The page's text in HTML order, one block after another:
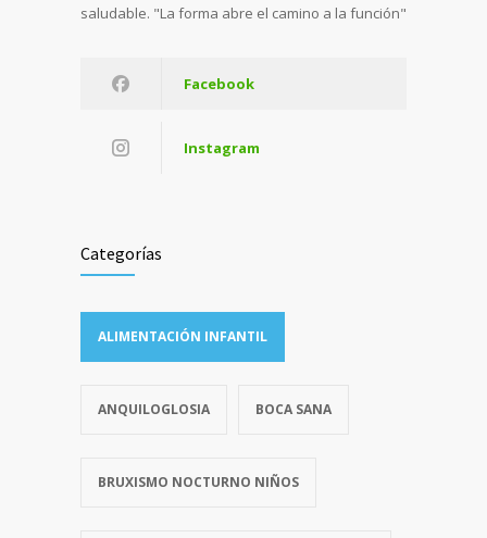
saludable. "La forma abre el camino a la función"
Facebook
Instagram
Categorías
ALIMENTACIÓN INFANTIL
ANQUILOGLOSIA BOCA SANA
BRUXISMO NOCTURNO NIÑOS